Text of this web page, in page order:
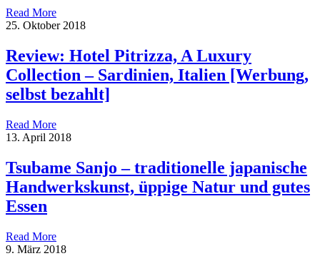
Read More
25. Oktober 2018
Review: Hotel Pitrizza, A Luxury
Collection – Sardinien, Italien [Werbung,
selbst bezahlt]
Read More
13. April 2018
Tsubame Sanjo – traditionelle japanische
Handwerkskunst, üppige Natur und gutes
Essen
Read More
9. März 2018